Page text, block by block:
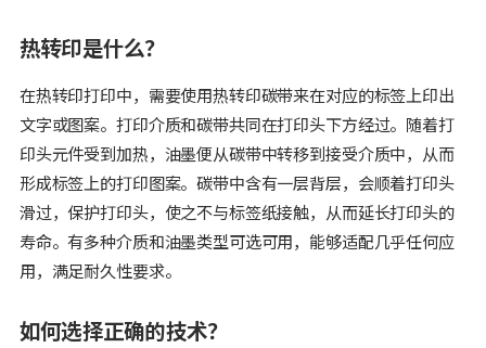
热转印是什么？
在热转印打印中，需要使用热转印碳带来在对应的标签上印出
文字或图案。打印介质和碳带共同在打印头下方经过。随着打
印头元件受到加热，油墨便从碳带中转移到接受介质中，从而
形成标签上的打印图案。碳带中含有一层背层，会顺着打印头
滑过，保护打印头，使之不与标签纸接触，从而延长打印头的
寿命。有多种介质和油墨类型可选可用，能够适配几乎任何应
用，满足耐久性要求。
如何选择正确的技术？